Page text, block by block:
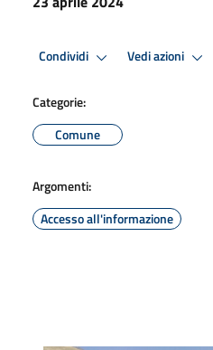
Condividi Vedi azioni
Categorie:
Comune
Argomenti:
Accesso all'informazione